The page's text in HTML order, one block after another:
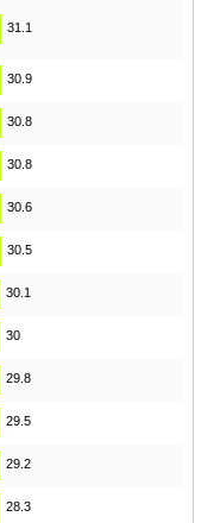
31.1
30.9
30.8
30.8
30.6
30.5
30.1
30
29.8
29.5
29.2
28.3